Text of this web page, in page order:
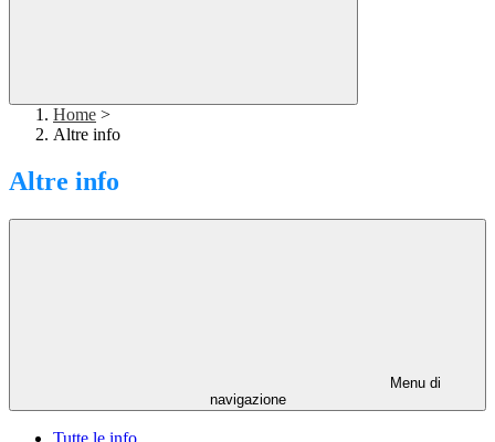
Home >
Altre info
Altre info
Menu di
navigazione